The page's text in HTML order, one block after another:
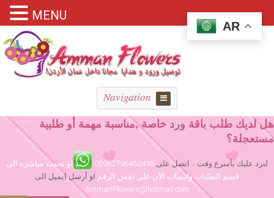
Navigation
هل لديك طلب باقة ورد خاصة ,مناسبة مهمة أو طلبية
مستعجلة؟
لنرد عليك بأسرع وقت... اتصل على 00962796462495
او تحدث مباشرة الى
قسم الطلبات واتساب الآن على نفس الرقم او أرسل ايميل الى
AmmanFlowers@hotmail.com
AR
MENU